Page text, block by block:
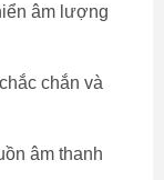
âm lượng
chắn và
âm thanh